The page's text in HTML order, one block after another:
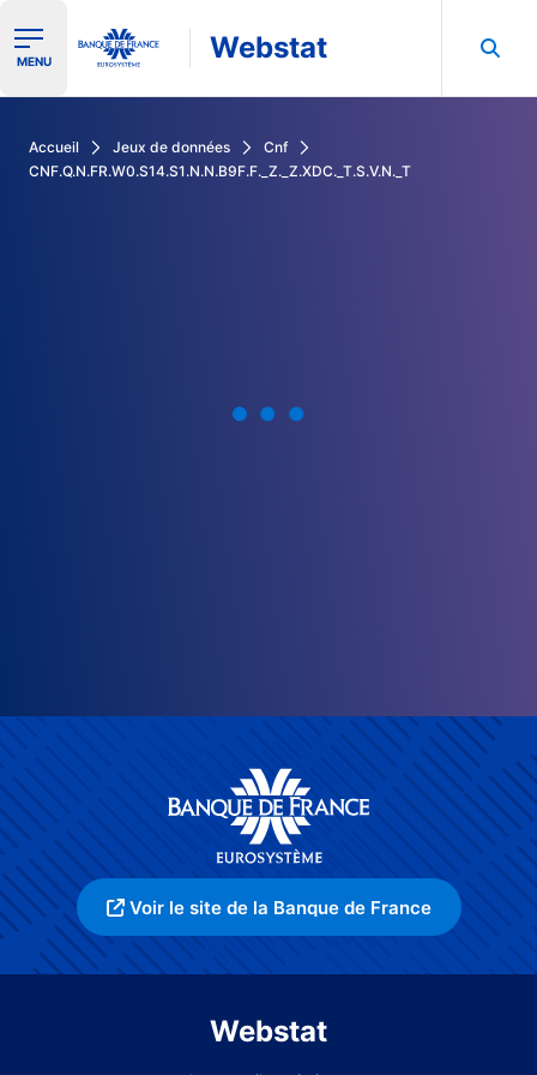
Ouvrir le menu de navigation
MENU Webstat
Accueil Jeux de données
Cnf
CNF.Q.N.FR.W0.S14.S1.N.N.B9F.F._Z._Z.XDC._T.S.V.N._T
Voir le site de la Banque de France
Webstat